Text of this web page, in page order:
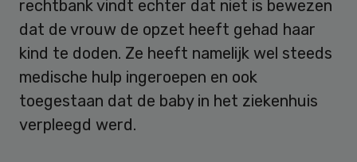
rechtbank vindt echter dat niet is bewezen
dat de vrouw de opzet heeft gehad haar
kind te doden. Ze heeft namelijk wel steeds
medische hulp ingeroepen en ook
toegestaan dat de baby in het ziekenhuis
verpleegd werd.